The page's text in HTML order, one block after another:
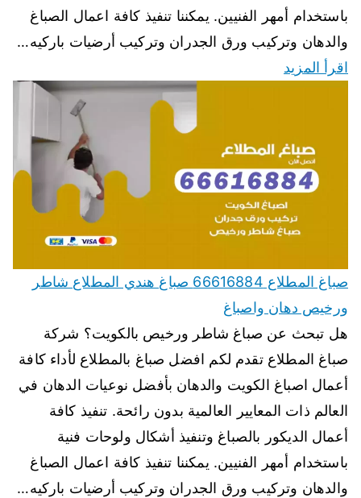
باستخدام أمهر الفنيين. يمكننا تنفيذ كافة اعمال الصباغ
والدهان وتركيب ورق الجدران وتركيب أرضيات باركيه…
اقرأ المزيد
صباغ المطلاع 66616884 صباغ هندي المطلاع شاطر
ورخيص دهان واصباغ
هل تبحث عن صباغ شاطر ورخيص بالكويت؟ شركة
صباغ المطلاع تقدم لكم افضل صباغ بالمطلاع لأداء كافة
أعمال اصباغ الكويت والدهان بأفضل نوعيات الدهان في
العالم ذات المعايير العالمية بدون رائحة. تنفيذ كافة
أعمال الديكور بالصباغ وتنفيذ أشكال ولوحات فنية
باستخدام أمهر الفنيين. يمكننا تنفيذ كافة اعمال الصباغ
والدهان وتركيب ورق الجدران وتركيب أرضيات باركيه…